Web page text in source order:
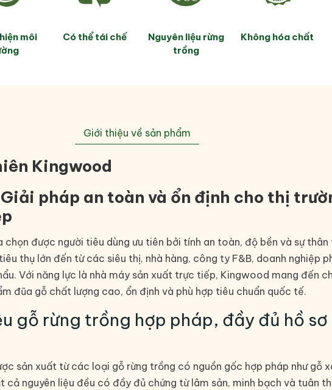
môi
Có thể tái chế
Nguyên liệu rừng
trồng
Không hóa chất
Giới thiệu về sản phẩm
Kingwood
pháp an toàn và ổn định cho thị
chọn được người tiêu dùng ưu tiên bởi tính an toàn, độ bền và sự thân
thụ lớn đến từ các siêu thị, nhà hàng, công ty F&B, doanh nghiệp
Với năng lực là nhà máy sản xuất trực tiếp, Kingwood mang đến
đũa gỗ chất lượng cao, ổn định và phù hợp tiêu chuẩn quốc tế.
gỗ rừng trồng hợp pháp, đầy đủ hồ sơ
sản xuất từ các loại gỗ rừng trồng có nguồn gốc hợp pháp như gỗ
cả nguyên liệu đều có đầy đủ chứng từ lâm sản, minh bạch và tuân